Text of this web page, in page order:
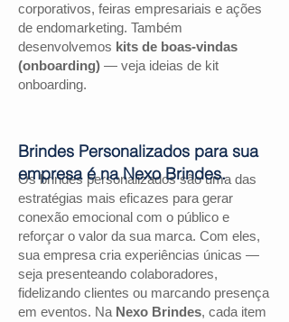
corporativos, feiras empresariais e ações
de endomarketing. Também
desenvolvemos kits de boas-vindas
(onboarding) — veja ideias de kit
onboarding.
Os brindes personalizados são uma das
estratégias mais eficazes para gerar
conexão emocional com o público e
reforçar o valor da sua marca. Com eles,
sua empresa cria experiências únicas —
seja presenteando colaboradores,
fidelizando clientes ou marcando presença
em eventos. Na Nexo Brindes, cada item
Brindes Personalizados para sua
empresa é na Nexo Brindes.